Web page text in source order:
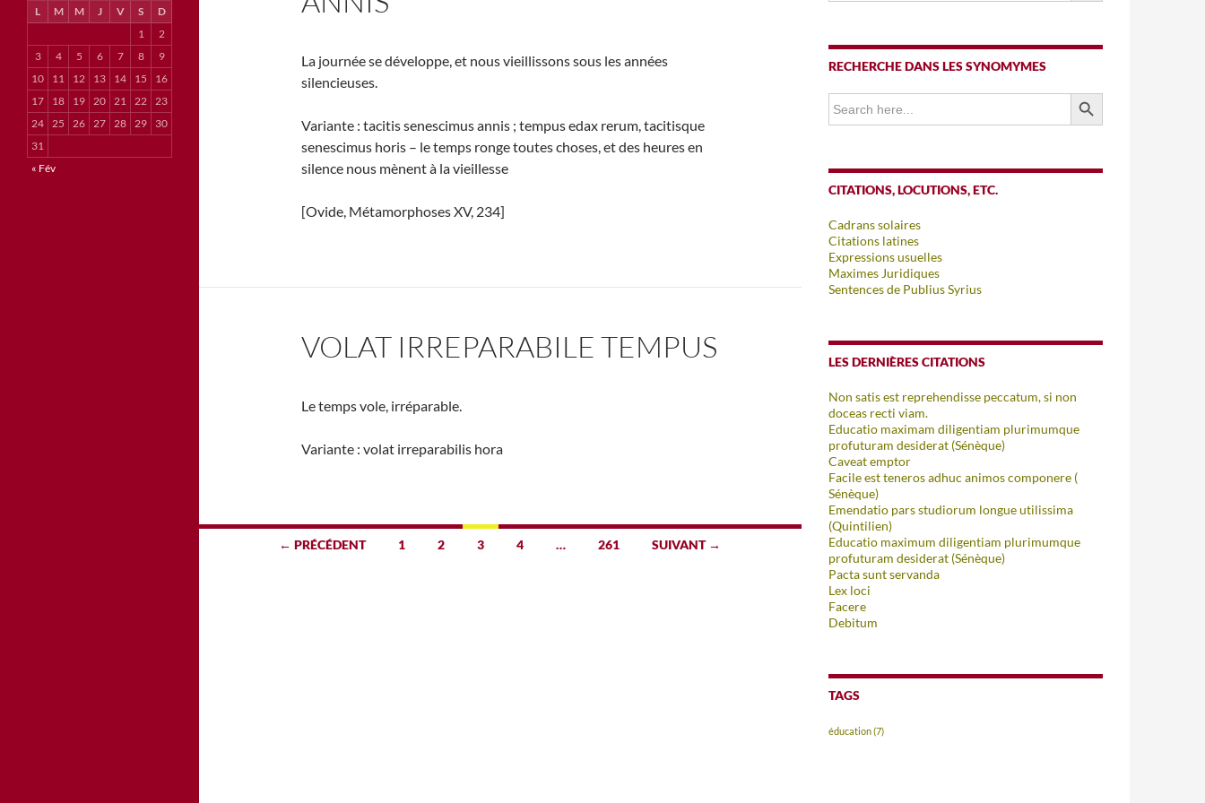
La journée se développe, et nous vieillissons sous les années
silencieuses.
Variante : tacitis senescimus annis ; tempus edax rerum, tacitisque
senescimus horis – le temps ronge toutes choses, et des heures en
silence nous mènent à la vieillesse
[Ovide, Métamorphoses XV, 234]
VOLAT IRREPARABILE TEMPUS
Le temps vole, irréparable.
Variante : volat irreparabilis hora
Navigation← PRÉCÉDENT 1 2 3 4 … 261 SUIVANT →
RECHERCHE DANS LES SYNOMYMES
Search
for:
SEARCH BUTTON
CITATIONS, LOCUTIONS, ETC.
Cadrans solaires
Citations latines
Expressions usuelles
Maximes Juridiques
Sentences de Publius Syrius
LES DERNIÈRES CITATIONS
Non satis est reprehendisse peccatum, si non
doceas recti viam.
Educatio maximam diligentiam plurimumque
profuturam desiderat (Sénèque)
Caveat emptor
Facile est teneros adhuc animos componere (
Sénèque)
Emendatio pars studiorum longue utilissima
(Quintilien)
Educatio maximum diligentiam plurimumque
profuturam desiderat (Sénèque)
Pacta sunt servanda
Lex loci
Facere
Debitum
TAGS
éducation(7)
L M M J V S
D
1
2
3
4 5 6 7 8
9
10
11 12 13 14 15
16
17
18 19 20 21 22 23
24 25 26 27 28 29
30
31
« Fév